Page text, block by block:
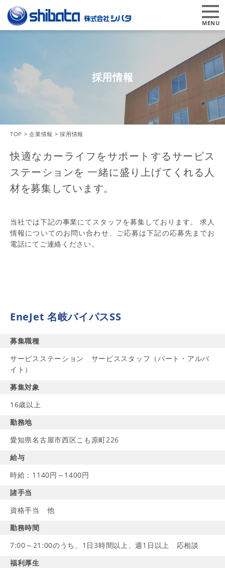
MENU
採用情報
TOP >企業情報 >採用情報
快適なカーライフをサポートするサービス
ステーションを 一緒に盛り上げてくれる人
材を募集しています。
当社では下記の事業にてスタッフを募集しております。
求人
情報についてのお問い合わせ、ご応募は下記の応募先までお
電話にてご連絡ください。
EneJet 名岐バイパスSS
募集職種
サービスステーション サービススタッフ（パート・アルバ
イト）
募集対象
16歳以上
勤務地
愛知県名古屋市西区こも原町226
給与
時給：1140円～1400円
諸手当
資格手当 他
勤務時間
7:00～21:00のうち、1日3時間以上、週1日以上 応相談
福利厚生